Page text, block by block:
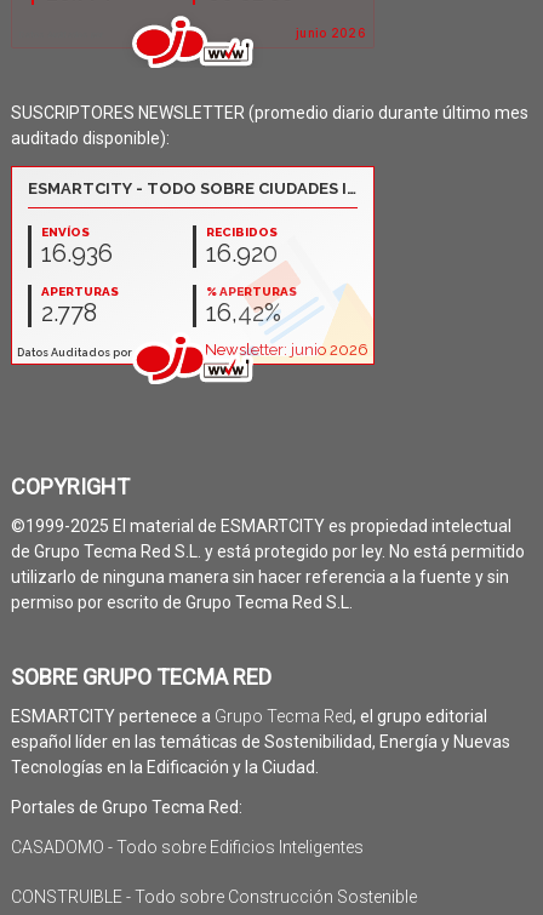
SUSCRIPTORES NEWSLETTER (promedio diario durante último mes
auditado disponible):
COPYRIGHT
©1999-2025 El material de ESMARTCITY es propiedad intelectual
de Grupo Tecma Red S.L. y está protegido por ley. No está permitido
utilizarlo de ninguna manera sin hacer referencia a la fuente y sin
permiso por escrito de Grupo Tecma Red S.L.
SOBRE GRUPO TECMA RED
ESMARTCITY pertenece a Grupo Tecma Red, el grupo editorial
español líder en las temáticas de Sostenibilidad, Energía y Nuevas
Tecnologías en la Edificación y la Ciudad.
Portales de Grupo Tecma Red:
CASADOMO - Todo sobre Edificios Inteligentes
CONSTRUIBLE - Todo sobre Construcción Sostenible